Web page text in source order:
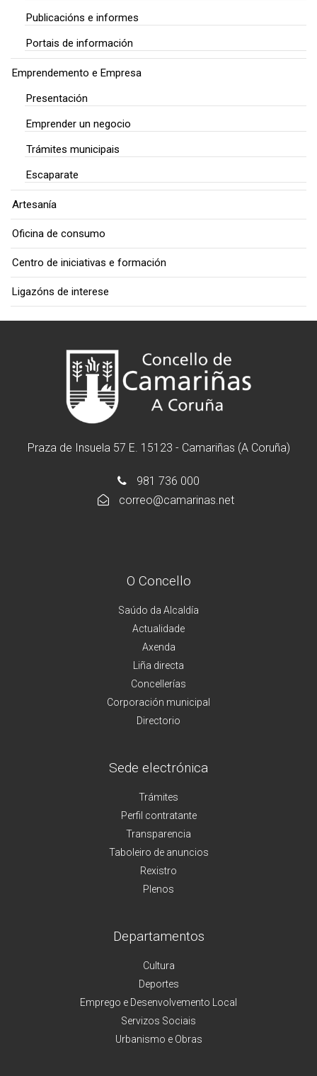
Publicacións e informes
Portais de información
Emprendemento e Empresa
Presentación
Emprender un negocio
Trámites municipais
Escaparate
Artesanía
Oficina de consumo
Centro de iniciativas e formación
Ligazóns de interese
Praza de Insuela 57 E. 15123 - Camariñas (A Coruña)
981 736 000
correo@camarinas.net
O Concello
Saúdo da Alcaldía
Actualidade
Axenda
Liña directa
Concellerías
Corporación municipal
Directorio
Sede electrónica
Trámites
Perfil contratante
Transparencia
Taboleiro de anuncios
Rexistro
Plenos
Departamentos
Cultura
Deportes
Emprego e Desenvolvemento Local
Servizos Sociais
Urbanismo e Obras